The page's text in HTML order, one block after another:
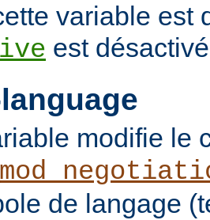
variable est
est
modifie le
de langage